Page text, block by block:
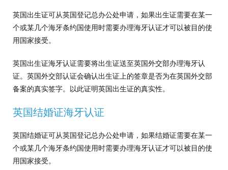
英国出生证可从英国登记总办公处申请，如果出生证需要在某一
个或某几个海牙条约国使用时需要办理海牙认证才可以被目的使
用国家接受。
英国出生证海牙认证需要将出生证送至英国外交部办理海牙认
证。英国外交部认证会确认出生证上的签章是否为在英国外交部
备案的真实签字。以此证明英国出生证的真实性。
英国结婚证海牙认证
英国结婚证可从英国登记总办公处申请，如果结婚证需要在某一
个或某几个海牙条约国使用时需要办理海牙认证才可以被目的使
用国家接受。